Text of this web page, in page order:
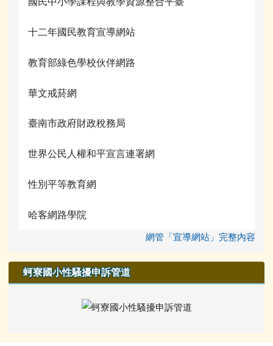
十二年國民教育宣導網站
教育部綠色學校伙伴網路
華文戒菸網
臺南市政府財政稅務局
世界公民人權和平宣言連署網
性別平等教育網
哈客網路學院
網管「宣導網站」完整內容
蚵寮國小性騷擾申訴管道